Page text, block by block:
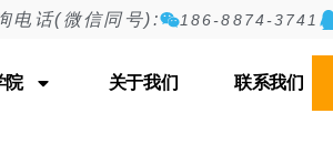
电话(微信同号): 186-8874-3741
院 关于我们 联系我们